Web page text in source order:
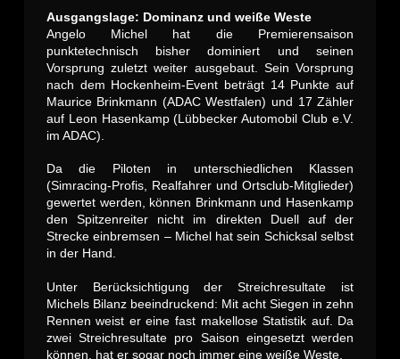
Ausgangslage: Dominanz und weiße Weste
Angelo Michel hat die Premierensaison
punktetechnisch bisher dominiert und seinen
Vorsprung zuletzt weiter ausgebaut. Sein Vorsprung
nach dem Hockenheim-Event beträgt 14 Punkte auf
Maurice Brinkmann (ADAC Westfalen) und 17 Zähler
auf Leon Hasenkamp (Lübbecker Automobil Club e.V.
im ADAC).
Da die Piloten in unterschiedlichen Klassen
(Simracing-Profis, Realfahrer und Ortsclub-Mitglieder)
gewertet werden, können Brinkmann und Hasenkamp
den Spitzenreiter nicht im direkten Duell auf der
Strecke einbremsen – Michel hat sein Schicksal selbst
in der Hand.
Unter Berücksichtigung der Streichresultate ist
Michels Bilanz beeindruckend: Mit acht Siegen in zehn
Rennen weist er eine fast makellose Statistik auf. Da
zwei Streichresultate pro Saison eingesetzt werden
können, hat er sogar noch immer eine weiße Weste.